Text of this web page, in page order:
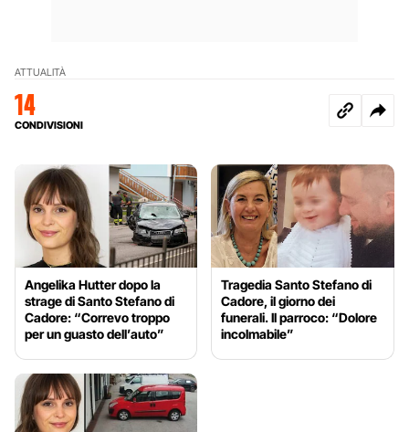
ATTUALITÀ
14
CONDIVISIONI
Angelika Hutter dopo la
strage di Santo Stefano di
Cadore: “Correvo troppo
per un guasto dell’auto”
Tragedia Santo Stefano di
Cadore, il giorno dei
funerali. Il parroco: “Dolore
incolmabile”